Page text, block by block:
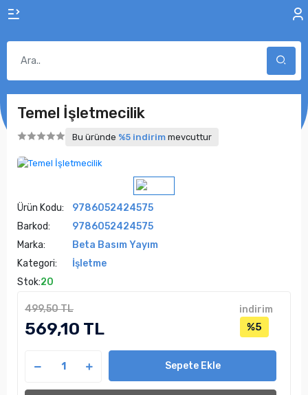
Temel İşletmecilik
Bu üründe %5 indirim mevcuttur
Ürün Kodu:
9786052424575
Barkod:
9786052424575
Marka:
Beta Basım Yayım
Kategori:
İşletme
Stok:20
499,50 TL
569,10 TL
indirim
%5
Sepete Ekle